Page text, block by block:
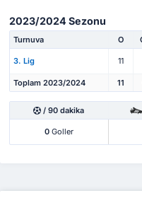
2023/2024 Sezonu
Turnuva O
3. Lig 11
Toplam 2023/2024 11
/ 90 dakika
0Goller